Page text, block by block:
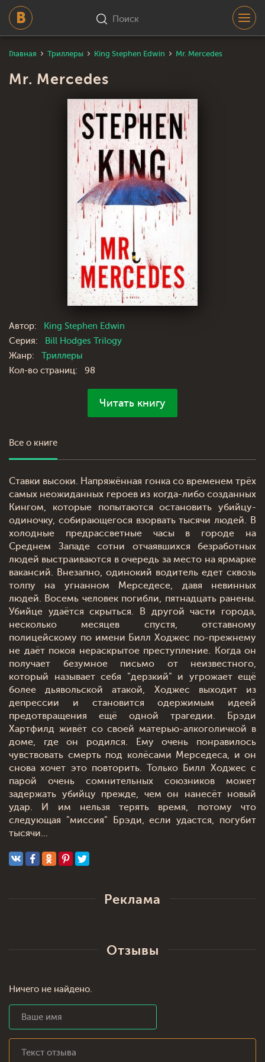
Поиск
Главная Триллеры King Stephen Edwin Mr. Mercedes
Mr. Mercedes
Автор:
King Stephen Edwin
Серия:
Bill Hodges Trilogy
Жанр:
Триллеры
Кол-во страниц:
98
Читать книгу
Все о книге
Ставки высоки. Напряжённая гонка со временем трёх
самых неожиданных героев из когда-либо созданных
Кингом, которые попытаются остановить убийцу-
одиночку, собирающегося взорвать тысячи людей. В
холодные предрассветные часы в городе на
Среднем Западе сотни отчаявшихся безработных
людей выстраиваются в очередь за место на ярмарке
вакансий. Внезапно, одинокий водитель едет сквозь
толпу на угнанном Мерседесе, давя невинных
людей. Восемь человек погибли, пятнадцать ранены.
Убийце удаётся скрыться. В другой части города,
несколько месяцев спустя, отставному
полицейскому по имени Билл Ходжес по-прежнему
не даёт покоя нераскрытое преступление. Когда он
получает безумное письмо от неизвестного,
который называет себя "дерзкий" и угрожает ещё
более дьявольской атакой, Ходжес выходит из
депрессии и становится одержимым идеей
предотвращения ещё одной трагедии. Брэди
Хартфилд живёт со своей матерью-алкоголичкой в
доме, где он родился. Ему очень понравилось
чувствовать смерть под колёсами Мерседеса, и он
снова хочет это повторить. Только Билл Ходжес с
парой очень сомнительных союзников может
задержать убийцу прежде, чем он нанесёт новый
удар. И им нельзя терять время, потому что
следующая "миссия" Брэди, если удастся, погубит
тысячи...
Реклама
Отзывы
Ничего не найдено.